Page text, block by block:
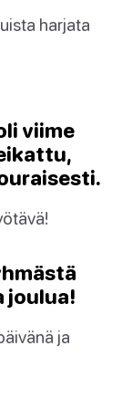
harjata
viime
joulua!
ja